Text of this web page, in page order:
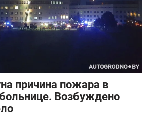
причина пожара в
Возбуждено